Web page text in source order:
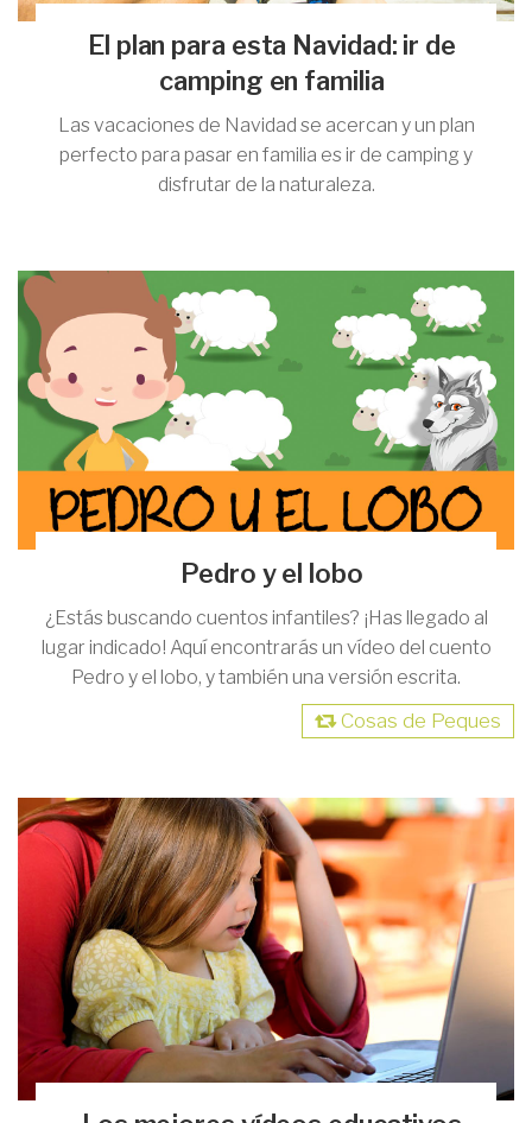
El plan para esta Navidad: ir de
camping en familia
Las vacaciones de Navidad se acercan y un plan
perfecto para pasar en familia es ir de camping y
disfrutar de la naturaleza.
Pedro y el lobo
¿Estás buscando cuentos infantiles? ¡Has llegado al
lugar indicado! Aquí encontrarás un vídeo del cuento
Pedro y el lobo, y también una versión escrita.
Cosas de Peques